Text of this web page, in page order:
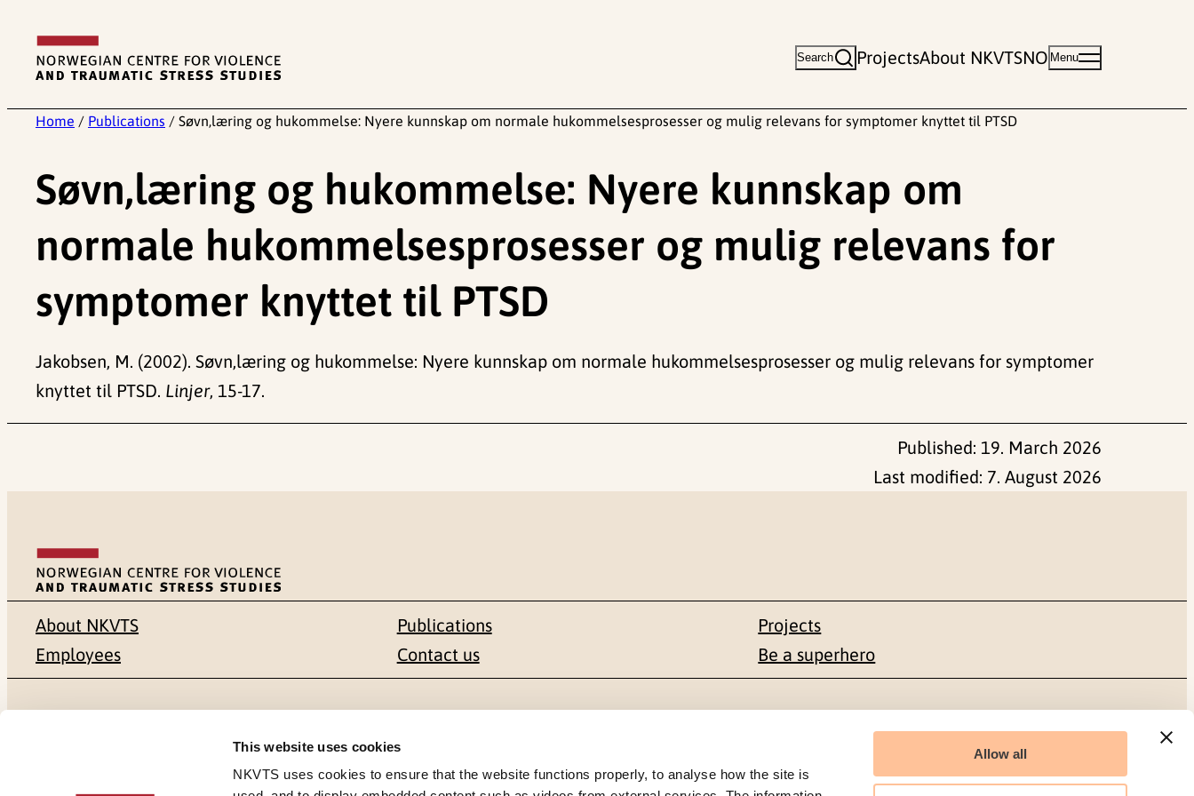
This website uses cookies
NKVTS uses cookies to ensure that the website functions properly, to analyse how the site is
Allow all
content
Search ProjectsAbout NKVTSNO Menu
Home / Publications / Søvn,læring og hukommelse: Nyere kunnskap om normale hukommelsesprosesser og mulig relevans for symptomer knyttet til PTSD
Søvn,læring og hukommelse: Nyere kunnskap om
normale hukommelsesprosesser og mulig relevans for
symptomer knyttet til PTSD
Jakobsen, M. (2002). Søvn,læring og hukommelse: Nyere kunnskap om normale hukommelsesprosesser og mulig relevans for symptomer
knyttet til PTSD. Linjer, 15-17.
Published: 19. March 2026
Last modified: 7. August 2026
About NKVTS
Employees
Publications
Contact us
Projects
Be a superhero
Gullhaugveien 1-3
+47 22 59 55 00 Facebook